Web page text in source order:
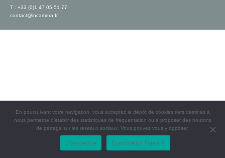
T : +33 (0)1 47 05 51 77
contact@incamera.fr
En poursuivant votre navigation, vous acceptez le dépôt de cookies tiers destinés à
nous permettre d’établir des statistiques de fréquentation ou à proposer des boutons
de partage sur les réseaux sociaux. Vous pouvez vous y opposer.
J'accepte Comment faire ?